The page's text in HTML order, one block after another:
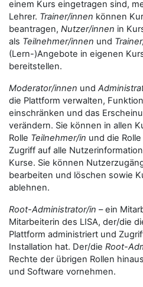
einem Kurs eingetragen sind,
Lehrer. Trainer/innen können
beantragen, Nutzer/innen in
als Teilnehmer/innen und
(Lern-)Angebote in eigenen
bereitstellen.
Moderator/innen und
die Plattform verwalten,
einschränken und das
verändern. Sie können in allen
Rolle Teilnehmer/in und die Rolle
Zugriff auf alle
Kurse. Sie können
bearbeiten und löschen sowie
ablehnen.
Root-Administrator/in – ein
Mitarbeiterin des LISA, der/die
Plattform administriert und
Installation hat. Der/die Root-
Rechte der übrigen Rollen
und Software vornehmen.